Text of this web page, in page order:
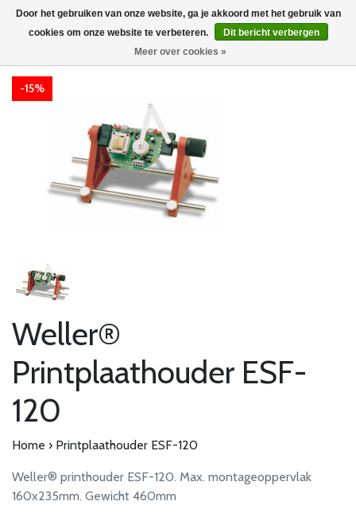
-15%
Weller®
Printplaathouder ESF-
120
Home › Printplaathouder ESF-120
Weller® printhouder ESF-120. Max. montageoppervlak
160x235mm. Gewicht 460mm
Door het gebruiken van onze website, ga je akkoord met het gebruik van
cookies om onze website te verbeteren.
Dit bericht verbergen
Meer over cookies »